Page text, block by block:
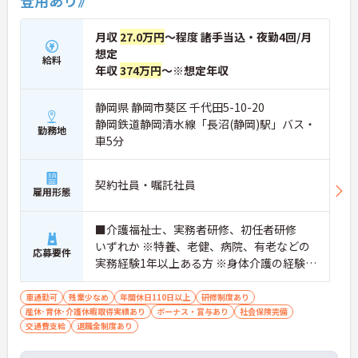
の機会も提供されます
・施設内には看護師が24時間常駐しており、急変時
の対応や専門的な医療処置は看護師が担当するため
負担が減ります
・介護スタッフと看護スタッフの比率が1対1で相談
しやすく、初任者研修や実務者研修からでも着実に
専門性を高められます
＜残業月7時間以下で身体の負担を軽減！＞
・常勤で働くスタッフの比率が90パーセント以上と
高く、急なシフト変更や無理な長時間勤務が発生し
にくい人員体制です
・訪問スケジュールに沿って施設内でのケアを行う
ため、月平均の残業時間は5時間から7時間程度とか
編成が組まれており、しっかりと休息を取りながら
長期的な就業が可能です
＜評価制度でキャリアアップ＞
夜勤回数がしっかりと給与に反映されるためモチベ
ーションを維持できます
・年次を問わずリーダーや主任などのマネジメント
職へ昇格する事例も多数あり、腰を据えて長期的な
給料
月収 27.0万円～程度 諸手当込・夜勤4回/月
想定
年収374万円～※想定年収
勤務地
静岡県 静岡市葵区 千代田5-10-20
静岡鉄道静岡清水線「長沼(静岡)駅」バス・
車5分
雇用形態 契約社員・嘱託社員
応募要件
■介護福祉士、実務者研修、初任者研修
いずれか ※特養、老健、病院、有老などの
実務経験1年以上ある方 ※身体介護の経験年
以上ある方、機械浴の使用の経験のある方
歓迎
車通勤可 残業少なめ 年間休日110日以上
研修制度あり
産休･育休･介護休暇取得実績あり
ボーナス・賞与あり
社会保険完備
交通費支給
退職金制度あり